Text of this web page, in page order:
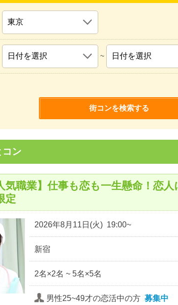
~
コン
気職業】仕事も恋も一生懸命！恋
定
2026年8月11日(火) 19:00~
新宿
2名×2名 ~ 5名×5名
男性25~49才の恋活中の方 募集中